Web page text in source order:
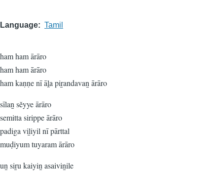
Language Tamil
ham ham ārāro
ham ham ārāro
ham kaṇṇe nī āḽa piṟandavaṉ ārāro
sīlaṉ sĕyye ārāro
semitta sirippe ārāro
padiga viḻiyil nī pārttal
muḍiyum tuyaram ārāro
uṉ siṟu kaiyiṉ asaiviṉile